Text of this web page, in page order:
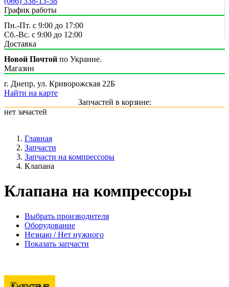
График работы
Пн.-Пт. с 9:00 до 17:00
Сб.-Вс. с 9:00 до 12:00
Доставка
Новой Почтой по Украине.
Магазин
г. Днепр, ул. Криворожская 22Б
Найти на карте
Запчастей в корзине:
нет зачастей
Главная
Запчасти
Запчасти на компрессоры
Клапана
Клапана на компрессоры
Выбрать производителя
Оборудование
Незнаю / Нет нужного
Показать запчасти